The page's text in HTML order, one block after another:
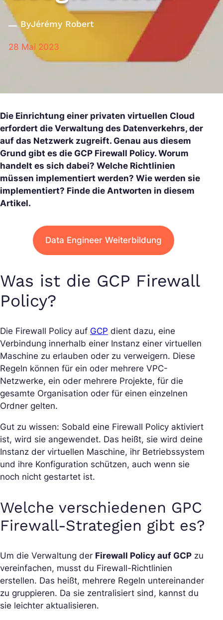
ByJérémy Robert
28 Mai 2023
Die Einrichtung einer privaten virtuellen Cloud
erfordert die Verwaltung des Datenverkehrs, der
auf das Netzwerk zugreift. Genau aus diesem
Grund gibt es die GCP Firewall Policy. Worum
handelt es sich dabei? Welche Richtlinien
müssen implementiert werden? Wie werden sie
implementiert? Finde die Antworten in diesem
Artikel.
Data Engineer Weiterbildung
Was ist die GCP Firewall
Policy?
Die Firewall Policy auf GCP dient dazu, eine
Verbindung innerhalb einer Instanz einer virtuellen
Maschine zu erlauben oder zu verweigern. Diese
Regeln können für ein oder mehrere VPC-
Netzwerke, ein oder mehrere Projekte, für die
gesamte Organisation oder für einen einzelnen
Ordner gelten.
Gut zu wissen: Sobald eine Firewall Policy aktiviert
ist, wird sie angewendet. Das heißt, sie wird deine
Instanz der virtuellen Maschine, ihr Betriebssystem
und ihre Konfiguration schützen, auch wenn sie
noch nicht gestartet ist.
Welche verschiedenen GPC
Firewall-Strategien gibt es?
Um die Verwaltung der Firewall Policy auf GCP zu
vereinfachen, musst du Firewall-Richtlinien
erstellen. Das heißt, mehrere Regeln untereinander
zu gruppieren. Da sie zentralisiert sind, kannst du
sie leichter aktualisieren.